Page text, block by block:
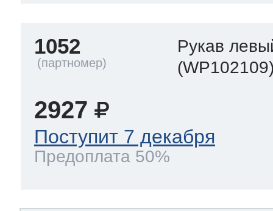
1052
Рукав
2927
Поступит 7 декабря
Предоплата 50%